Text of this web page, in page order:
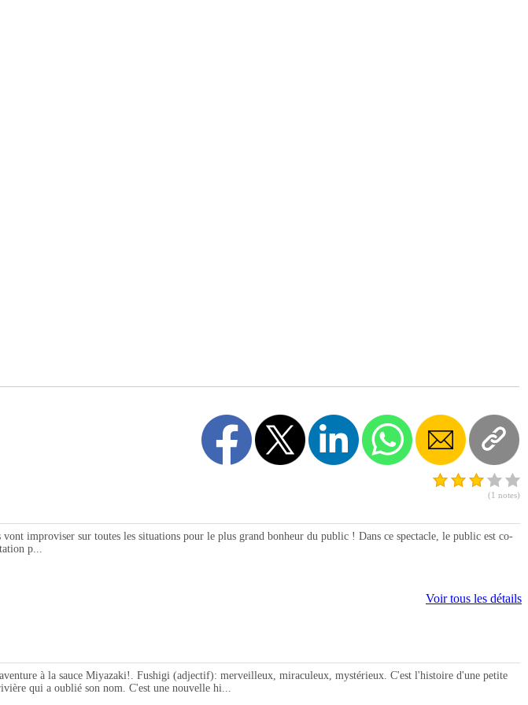
(1 notes)
improviser sur toutes les situations pour le plus grand bonheur du public ! Dans ce spectacle, le public est co-
p...
Voir tous les détails
à la sauce Miyazaki!. Fushigi (adjectif): merveilleux, miraculeux, mystérieux. C'est l'histoire d'une petite
qui a oublié son nom. C'est une nouvelle hi...